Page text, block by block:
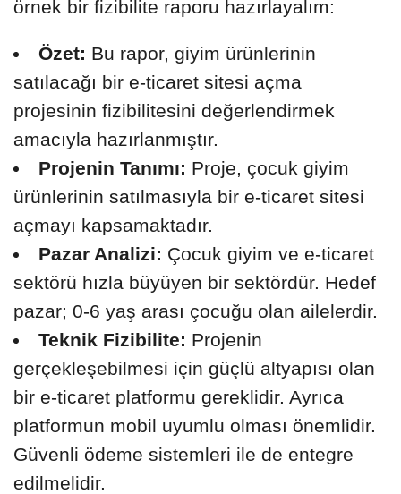
örnek bir fizibilite raporu hazırlayalım:
Özet: Bu rapor, giyim ürünlerinin
satılacağı bir e-ticaret sitesi açma
projesinin fizibilitesini değerlendirmek
amacıyla hazırlanmıştır.
Projenin Tanımı: Proje, çocuk giyim
ürünlerinin satılmasıyla bir e-ticaret sitesi
açmayı kapsamaktadır.
Pazar Analizi: Çocuk giyim ve e-ticaret
sektörü hızla büyüyen bir sektördür. Hedef
pazar; 0-6 yaş arası çocuğu olan ailelerdir.
Teknik Fizibilite: Projenin
gerçekleşebilmesi için güçlü altyapısı olan
bir e-ticaret platformu gereklidir. Ayrıca
platformun mobil uyumlu olması önemlidir.
Güvenli ödeme sistemleri ile de entegre
edilmelidir.